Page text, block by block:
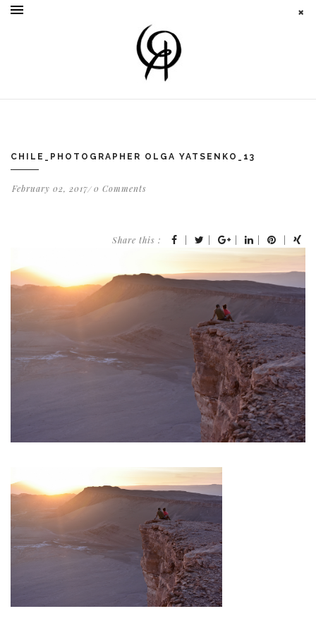
CHILE_PHOTOGRAPHER OLGA YATSENKO_13
February 02, 2017 0 Comments
Share this :